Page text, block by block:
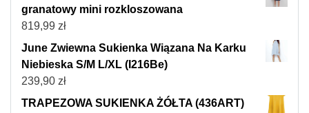
granatowy mini rozkloszowana
819,99 zł
June Zwiewna Sukienka Wiązana Na Karku
Niebieska S/M L/XL (I216Be)
239,90 zł
TRAPEZOWA SUKIENKA ŻÓŁTA (436ART)